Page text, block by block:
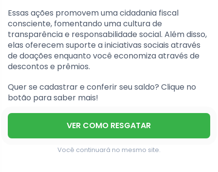
Essas ações promovem uma cidadania fiscal
consciente, fomentando uma cultura de
transparência e responsabilidade social. Além disso,
elas oferecem suporte a iniciativas sociais através
de doações enquanto você economiza através de
descontos e prêmios.
Quer se cadastrar e conferir seu saldo? Clique no
botão para saber mais!
VER COMO RESGATAR
Você continuará no mesmo site.